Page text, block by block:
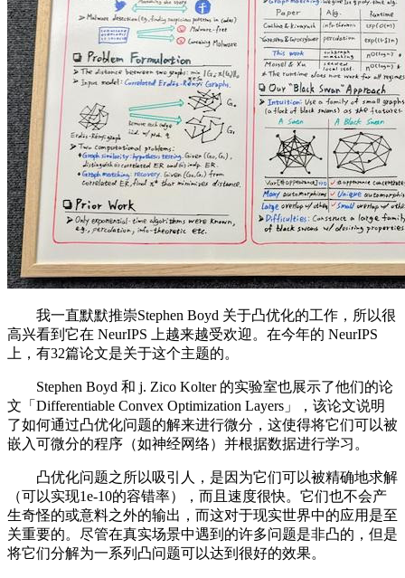
我一直默默推崇Stephen Boyd 关于凸优化的工作，所以很
高兴看到它在 NeurIPS 上越来越受欢迎。在今年的 NeurIPS
上，有32篇论文是关于这个主题的。
Stephen Boyd 和 j. Zico Kolter 的实验室也展示了他们的论
文「Differentiable Convex Optimization Layers」，该论文说明
了如何通过凸优化问题的解来进行微分，这使得将它们可以被
嵌入可微分的程序（如神经网络）并根据数据进行学习。
凸优化问题之所以吸引人，是因为它们可以被精确地求解
（可以实现1e-10的容错率），而且速度很快。它们也不会产
生奇怪的或意料之外的输出，而这对于现实世界中的应用是至
关重要的。尽管在真实场景中遇到的许多问题是非凸的，但是
将它们分解为一系列凸问题可以达到很好的效果。